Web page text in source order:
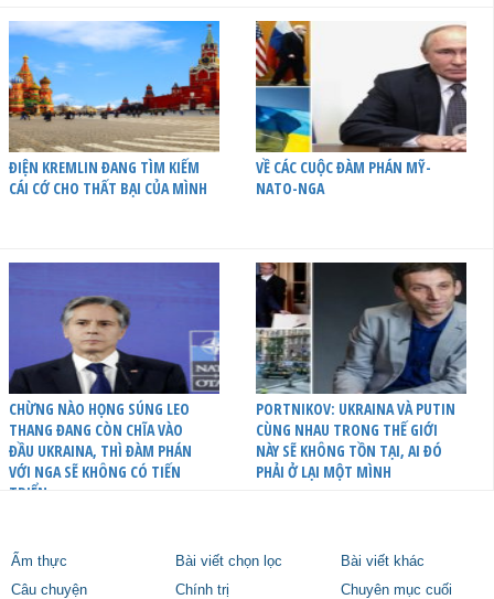
ĐIỆN KREMLIN ĐANG TÌM KIẾM
CÁI CỚ CHO THẤT BẠI CỦA MÌNH
VỀ CÁC CUỘC ĐÀM PHÁN MỸ-
NATO-NGA
CHỪNG NÀO HỌNG SÚNG LEO
THANG ĐANG CÒN CHĨA VÀO
ĐẦU UKRAINA, THÌ ĐÀM PHÁN
VỚI NGA SẼ KHÔNG CÓ TIẾN
TRIỂN
PORTNIKOV: UKRAINA VÀ PUTIN
CÙNG NHAU TRONG THẾ GIỚI
NÀY SẼ KHÔNG TỒN TẠI, AI ĐÓ
PHẢI Ở LẠI MỘT MÌNH
Ẩm thực Bài viết chọn lọc
Bài viết khác
Câu chuyện
Chính trị
Chuyên mục cuối